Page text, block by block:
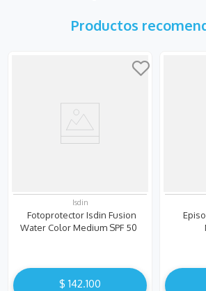
Productos
Isdin
Fotoprotector Isdin Fusion
Water Color Medium SPF 50
$ 142.100